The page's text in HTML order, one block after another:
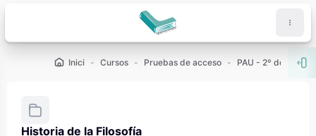
Inici Cursos Pruebas de acceso PAU - 2º de
Historia de la Filosofía